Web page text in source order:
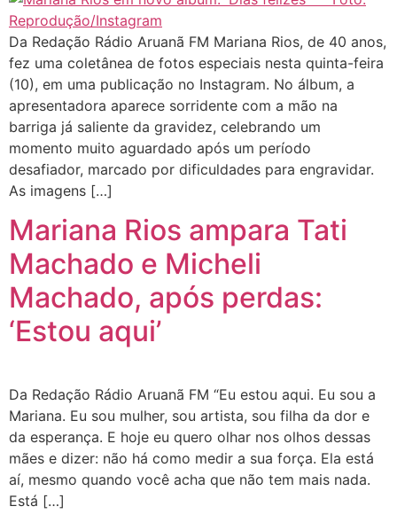
Da Redação Rádio Aruanã FM Mariana Rios, de 40 anos,
fez uma coletânea de fotos especiais nesta quinta-feira
(10), em uma publicação no Instagram. No álbum, a
apresentadora aparece sorridente com a mão na
barriga já saliente da gravidez, celebrando um
momento muito aguardado após um período
desafiador, marcado por dificuldades para engravidar.
As imagens […]
Mariana Rios ampara Tati
Machado e Micheli
Machado, após perdas:
‘Estou aqui’
Da Redação Rádio Aruanã FM “Eu estou aqui. Eu sou a
Mariana. Eu sou mulher, sou artista, sou filha da dor e
da esperança. E hoje eu quero olhar nos olhos dessas
mães e dizer: não há como medir a sua força. Ela está
aí, mesmo quando você acha que não tem mais nada.
Está […]